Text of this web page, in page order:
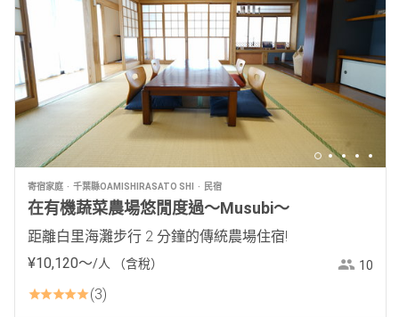
寄宿家庭 千葉縣OAMISHIRASATO SHI 民宿
在有機蔬菜農場悠閒度過～Musubi～
距離白里海灘步行 2 分鐘的傳統農場住宿!
¥10,120〜/人 （含稅） 10
3